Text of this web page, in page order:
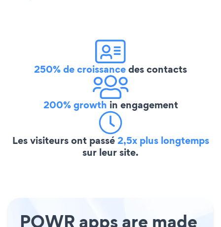
250% de croissancedes contacts
200% growth in engagement
Les visiteurs ont passé2,5x plus longtemps
sur leur site.
POWR apps are made